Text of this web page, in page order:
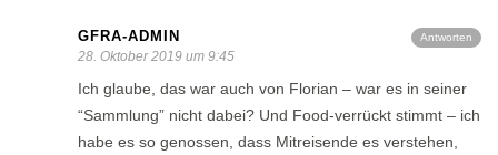
Antworten
GFRA-ADMIN
28. Oktober 2019 um 9:45
Ich glaube, das war auch von Florian – war es in seiner
“Sammlung” nicht dabei? Und Food-verrückt stimmt – ich
habe es so genossen, dass Mitreisende es verstehen,